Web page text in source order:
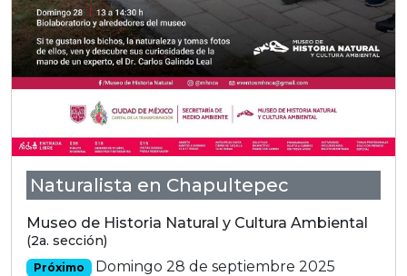
Naturalista en Chapultepec
Museo de Historia Natural y Cultura Ambiental
(2a. sección)
Próximo Domingo 28 de septiembre 2025